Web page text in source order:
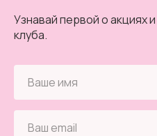
Узнавай первой о акциях
клуба.